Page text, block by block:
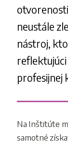
neustále
nástroj,
profesijnej
Na Inštitúte
samotné